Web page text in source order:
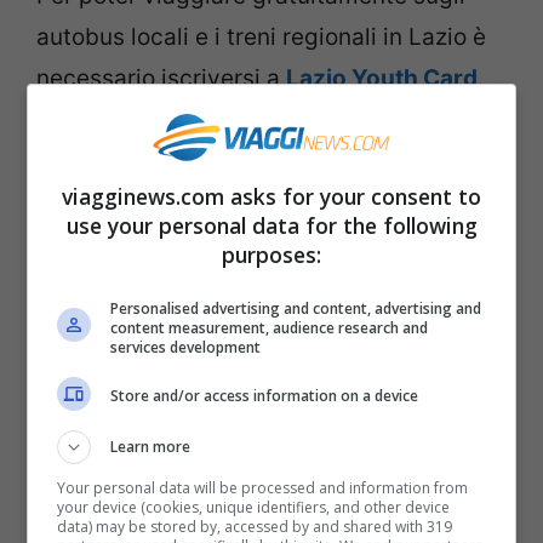
autobus locali e i treni regionali in Lazio è
necessario iscriversi aLazio Youth Card.
carta giovaniche offre anche molte
altre convenzioni, sconti e iniziative
gratuite.
smartphonel’app Lazio Youth Card, ci si
registra, si seleziona dal menù “
Tour” e si attiva ilvoucher con un QR
code . Dal momento dell’attivazione del
codice si potràviaggiare gratuitamente
per 30 giornisui treni regionali di
viagginews.com asks for your consent to
use your personal data for the following
purposes:
Personalised advertising and content, advertising and
content measurement, audience research and
services development
Store and/or access information on a device
Learn more
Your personal data will be processed and information from
your device (cookies, unique identifiers, and other device
data) may be stored by, accessed by and shared with 319